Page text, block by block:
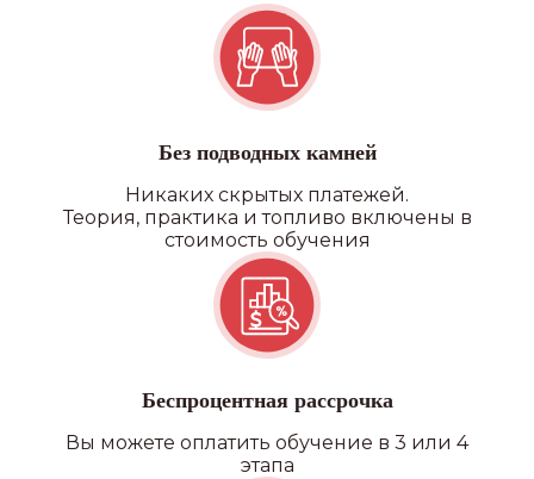
Без подводных камней
Никаких скрытых платежей.
Теория, практика и топливо включены в
стоимость обучения
Беспроцентная рассрочка
Вы можете оплатить обучение в 3 или 4
этапа